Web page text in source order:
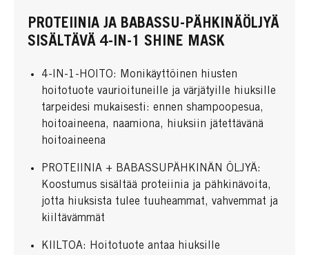
PROTEIINIA JA BABASSU-PÄHKINÄÖLJYÄ
SISÄLTÄVÄ 4-IN-1 SHINE MASK
4-IN-1-HOITO: Monikäyttöinen hiusten
hoitotuote vaurioituneille ja värjätyille hiuksille
tarpeidesi mukaisesti: ennen shampoopesua,
hoitoaineena, naamiona, hiuksiin jätettävänä
hoitoaineena
PROTEIINIA + BABASSUPÄHKINÄN ÖLJYÄ:
Koostumus sisältää proteiinia ja pähkinävoita,
jotta hiuksista tulee tuuheammat, vahvemmat ja
kiiltävämmät
KIILTOA: Hoitotuote antaa hiuksille